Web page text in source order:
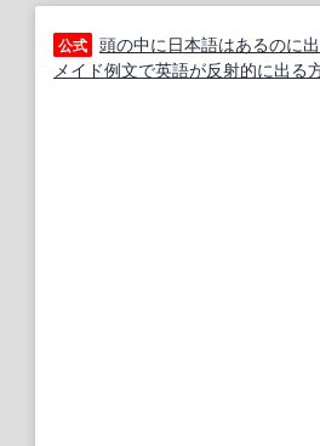
公式 頭の中に日本語はあるのに
メイド例文で英語が反射的に出る